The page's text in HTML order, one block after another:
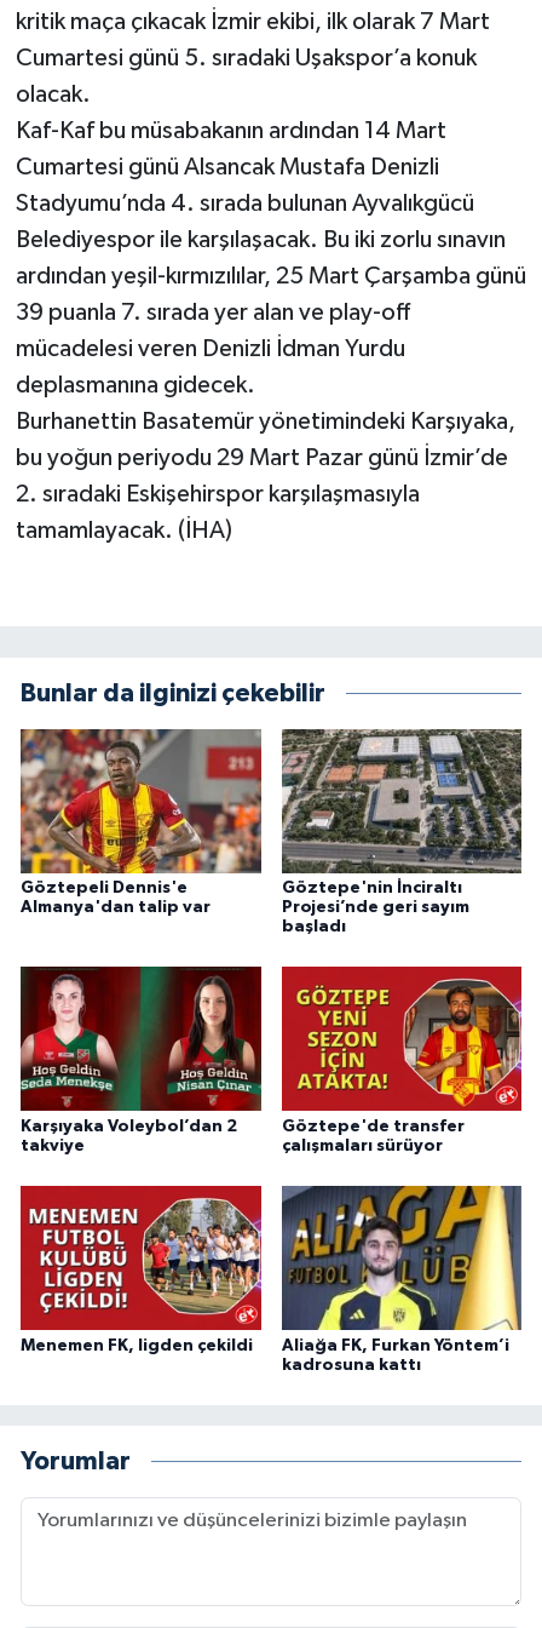
kritik maça çıkacak İzmir ekibi, ilk olarak 7 Mart
Cumartesi günü 5. sıradaki Uşakspor’a konuk
olacak.
Kaf-Kaf bu müsabakanın ardından 14 Mart
Cumartesi günü Alsancak Mustafa Denizli
Stadyumu’nda 4. sırada bulunan Ayvalıkgücü
Belediyespor ile karşılaşacak. Bu iki zorlu sınavın
ardından yeşil-kırmızılılar, 25 Mart Çarşamba günü
39 puanla 7. sırada yer alan ve play-off
mücadelesi veren Denizli İdman Yurdu
deplasmanına gidecek.
Burhanettin Basatemür yönetimindeki Karşıyaka,
bu yoğun periyodu 29 Mart Pazar günü İzmir’de
2. sıradaki Eskişehirspor karşılaşmasıyla
tamamlayacak. (İHA)
Bunlar da ilginizi çekebilir
Göztepeli Dennis'e
Almanya'dan talip var
Göztepe'nin İnciraltı
Projesi’nde geri sayım
başladı
Karşıyaka Voleybol’dan 2
takviye
Göztepe'de transfer
çalışmaları sürüyor
Menemen FK, ligden çekildi
Aliağa FK, Furkan Yöntem’i
kadrosuna kattı
Yorumlar